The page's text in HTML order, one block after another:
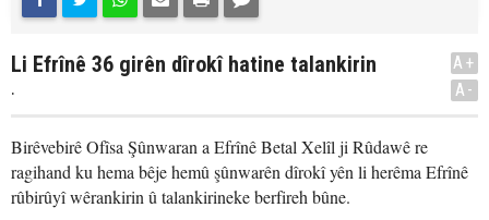
Li Efrînê 36 girên dîrokî hatine talankirin
.
A+
A-
Birêvebirê Ofîsa Şûnwaran a Efrînê Betal Xelîl ji Rûdawê re
ragihand ku hema bêje hemû şûnwarên dîrokî yên li herêma Efrînê
rûbirûyî wêrankirin û talankirineke berfireh bûne.